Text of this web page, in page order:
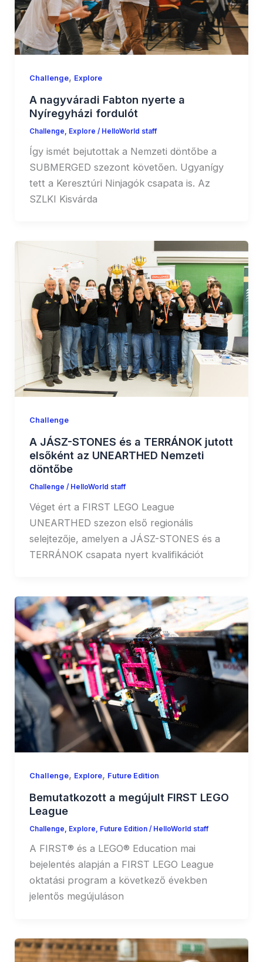
Challenge, Explore
A nagyváradi Fabton nyerte a
Nyíregyházi fordulót
Challenge Explore / HelloWorld staff
Így ismét bejutottak a Nemzeti döntőbe a
SUBMERGED szezont követően. Ugyanígy
tett a Keresztúri Ninjagók csapata is. Az
SZLKI Kisvárda
Challenge
A JÁSZ-STONES és a TERRÁNOK jutott
elsőként az UNEARTHED Nemzeti
döntőbe
Challenge / HelloWorld staff
Véget ért a FIRST LEGO League
UNEARTHED szezon első regionális
selejtezője, amelyen a JÁSZ-STONES és a
TERRÁNOK csapata nyert kvalifikációt
Challenge, Explore, Future Edition
Bemutatkozott a megújult FIRST LEGO
League
Challenge Explore Future Edition/ HelloWorld staff
A FIRST® és a LEGO® Education mai
bejelentés alapján a FIRST LEGO League
oktatási program a következő években
jelentős megújuláson